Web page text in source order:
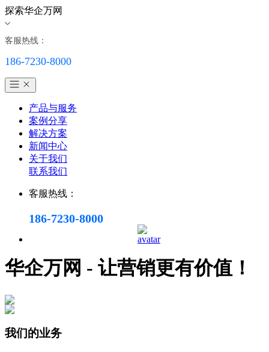
探索华企万网
客服热线：
186-7230-8000
产品与服务
案例分享
解决方案
新闻中心
关于我们
联系我们
客服热线：
186-7230-8000
华企万网 - 让营销更有价值！
我们的业务